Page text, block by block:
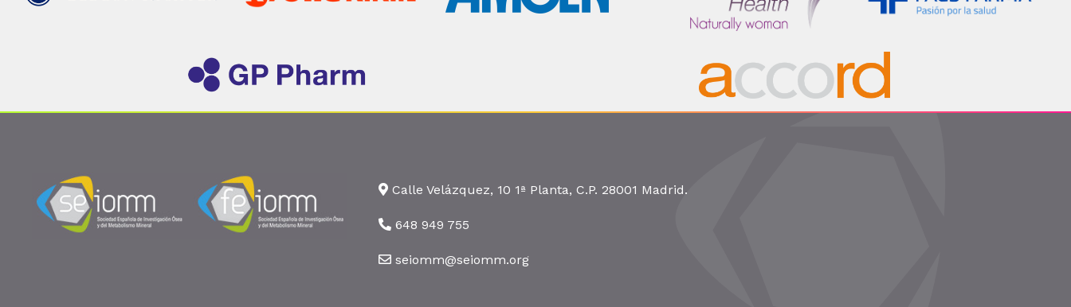
Calle Velázquez, 10 1ª Planta, C.P. 28001 Madrid.
648 949 755
seiomm@seiomm.org